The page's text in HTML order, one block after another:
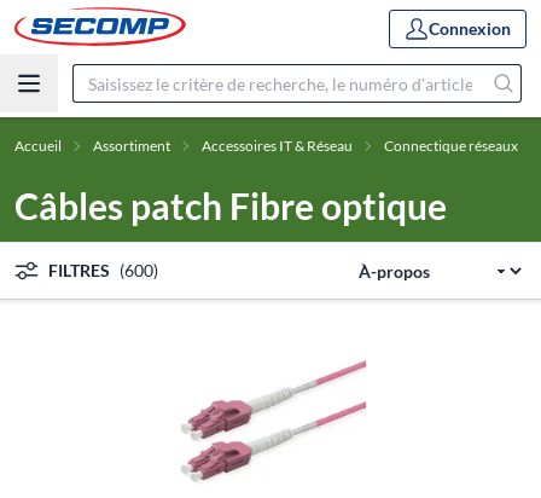
Connexion
Accueil Assortiment Accessoires IT & Réseau Connectique réseaux
Câbles patch Fibre optique
FILTRES (600)